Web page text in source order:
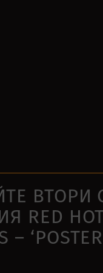
ВТОРИ
RED
–